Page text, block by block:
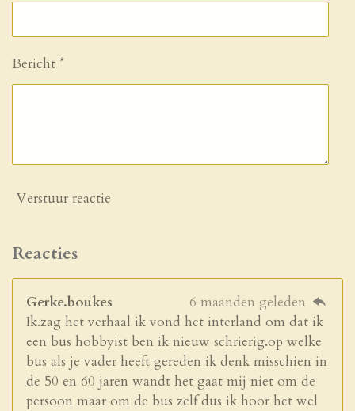
Bericht *
Verstuur reactie
Reacties
Gerke.boukes
6 maanden geleden
Ik.zag het verhaal ik vond het interland om dat ik
een bus hobbyist ben ik nieuw schrierig.op welke
bus als je vader heeft gereden ik denk misschien in
de 50 en 60 jaren wandt het gaat mij niet om de
persoon maar om de bus zelf dus ik hoor het wel